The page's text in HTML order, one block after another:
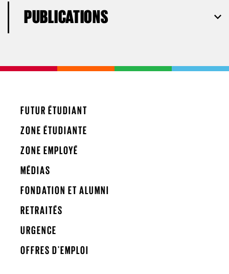
PUBLICATIONS
FUTUR ÉTUDIANT
ZONE ÉTUDIANTE
ZONE EMPLOYÉ
MÉDIAS
FONDATION ET ALUMNI
RETRAITÉS
URGENCE
OFFRES D'EMPLOI